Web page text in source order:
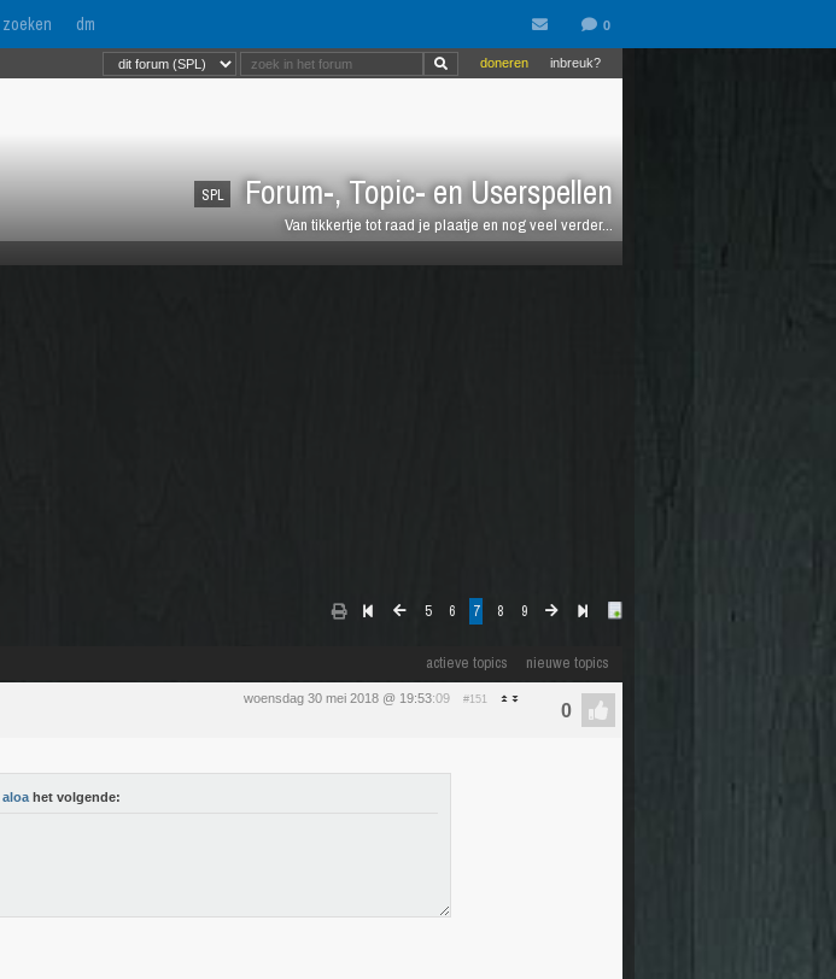
zoeken dm
SPL Forum-, Topic- en Userspellen
Van tikkertje tot raad je plaatje en nog veel verder...
inbreuk?
doneren
5 6 7 8 9
actieve topics nieuwe topics
woensdag 30 mei 2018 @ 19:53:09 #151
aloa het volgende: